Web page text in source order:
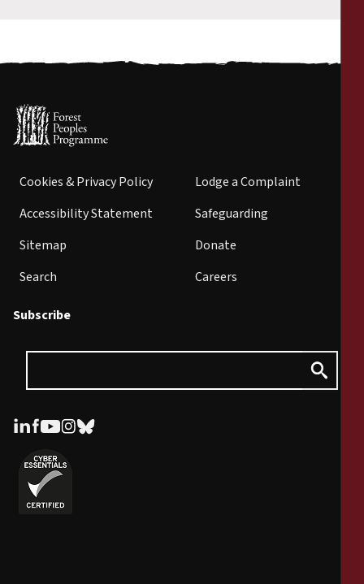
Cookies & Privacy Policy
Accessibility Statement
Sitemap
Search
Lodge a Complaint
Safeguarding
Donate
Careers
Subscribe